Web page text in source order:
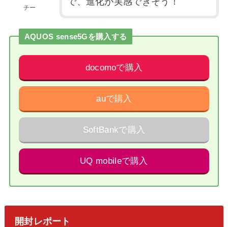
チー
AQUOS sense5Gを購入する
docomoで購入
auで購入
SoftBankで購入
UQ mobileで購入
開封レポート